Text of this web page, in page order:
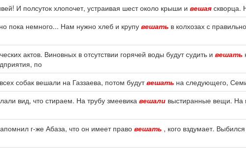
И полсуток хлопочет, устраивая шест около крыши и вешая скворца.
пока немного... Нам нужно хлеб и крупу вешать в колхозах с
актов. Виновных в отсутствии горячей воды будут судить и вешать
по
собак вешали на Газзаева, потом будутвешать на следующего,
вид, что стираем. На трубу змеевика вешали выстиранные вещи. На
г-же Абаза, что он имеет право вешать , кого вздумает.